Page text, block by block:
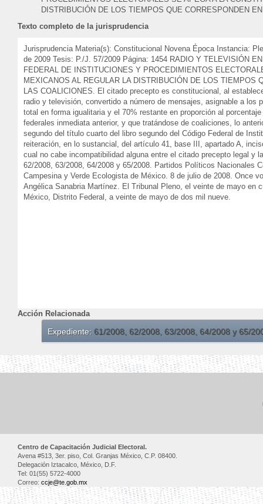
DISTRIBUCIÓN DE LOS TIEMPOS QUE CORRESPONDEN
Texto completo de la jurisprudencia
Jurisprudencia Materia(s): Constitucional Novena Época Instancia:
de 2009 Tesis: P./J. 57/2009 Página: 1454 RADIO Y TELEVISIÓN
FEDERAL DE INSTITUCIONES Y PROCEDIMIENTOS
MEXICANOS AL REGULAR LA DISTRIBUCIÓN DE LOS
LAS COALICIONES. El citado precepto es constitucional, al
radio y televisión, convertido a número de mensajes, asignable a
total en forma igualitaria y el 70% restante en proporción al
federales inmediata anterior, y que tratándose de coaliciones, lo
segundo del título cuarto del libro segundo del Código Federal de
reiteración, en lo sustancial, del artículo 41, base III, apartado A,
cual no cabe incompatibilidad alguna entre el citado precepto legal
62/2008, 63/2008, 64/2008 y 65/2008. Partidos Políticos Nacionales
Campesina y Verde Ecologista de México. 8 de julio de 2008. Once
Angélica Sanabria Martínez. El Tribunal Pleno, el veinte de mayo en
México, Distrito Federal, a veinte de mayo de dos mil nueve.
Acción Relacionada
Expediente: 61/2008, 62/2008, 63/2008, 64/2008 y 65/
Centro de Capacitación Judicial Electoral.
Avena #513, 3er. piso, Col. Granjas México, C.P. 08400.
Delegación Iztacalco, México, D.F.
Tel: 01(55) 5722-4000
Correo: ccje@te.gob.mx